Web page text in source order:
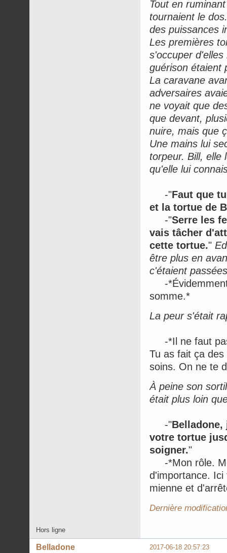
Tout en
tournaient le
des puissances
Les premières
s'occuper
guérison étaient
La caravane
adversaires
ne voyait que
que devant,
nuire, mais que
Une mains lui
torpeur. Bill, elle
qu'elle lui
-"Faut que
et la tortue de
-"Serre les
vais tâcher
cette tortue."
être plus en
c'étaient
-*Évidemment
somme.*
La peur s'était
-*Il ne faut pas
Tu as fait ça
soins. On ne te
À peine son
était plus loin
-"Belladone,
votre tortue
soigner."
-*Mon rôle.
d'importance.
mienne et
Dernière
Hors ligne
2017-06-18 20:57:23
Belladone